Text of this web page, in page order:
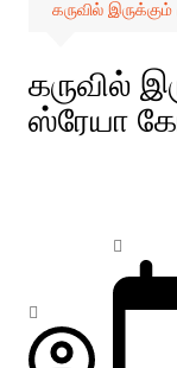
கருவில்
கருவில்
ஸ்ரேயா